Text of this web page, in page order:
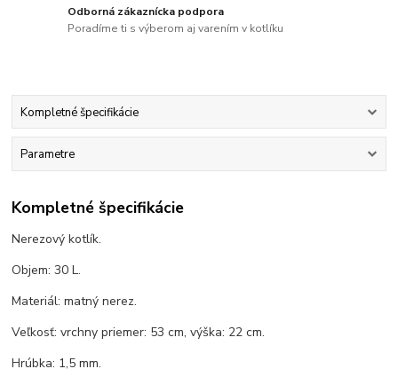
Odborná zákaznícka podpora
Poradíme ti s výberom aj varením v kotlíku
Kompletné špecifikácie
Parametre
Kompletné špecifikácie
Nerezový kotlík.
Objem: 30 L.
Materiál: matný nerez.
Veľkosť: vrchny priemer: 53 cm, výška: 22 cm.
Hrúbka: 1,5 mm.